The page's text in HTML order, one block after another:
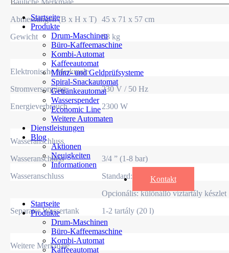
Startseite
Produkte
Drum-Maschinen
Büro-Kaffeemaschine
Kombi-Automat
Kaffeeautomat
Münz- und Geldprüfsysteme
Spiral-Snackautomat
Getränkeautomat
Wasserspender
Economic Line
Weitere Automaten
Dienstleistungen
Blog
Aktionen
Neuigkeiten
Informationen
Kontakt
Startseite
Produkte
Drum-Maschinen
Büro-Kaffeemaschine
Kombi-Automat
Kaffeeautomat
Bauliche Merkmale
Abmessungen (B x H x T) 45 x 71 x 57 cm
Gewicht
68 kg
Elektronische Merkmale
Stromversorgung
230 V / 50 Hz
Energieverbrauch
2300 W
Wasseranschluss
Wasseranschluss
3/4 ” (1-8 bar)
Wasseranschluss
Standard: Wasseranschluss
Opcionális: különálló víztartály készlet
Separater Wassertank
1-2 tartály (20 l)
Weitere Merkmale